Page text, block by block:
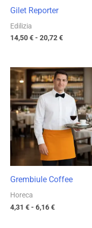
Gilet Reporter
Edilizia
14,50€- 20,72€
Grembiule Coffee
Horeca
4,31 €- 6,16€
Fascia
di
prezzo:
da
6,16 €